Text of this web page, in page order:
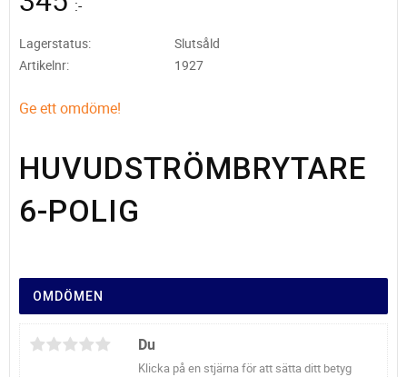
:-
Lagerstatus
Slutsåld
Artikelnr
1927
Ge ett omdöme!
HUVUDSTRÖMBRYTARE
6-POLIG
OMDÖMEN
Du
Klicka på en stjärna för att sätta ditt betyg